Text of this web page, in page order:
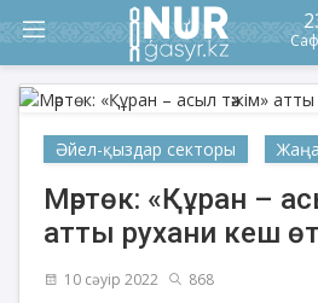
Әйел-қыздар секторы
Мәртөк: «Құран –
атты рухани кеш
10 сәуір 2022 868